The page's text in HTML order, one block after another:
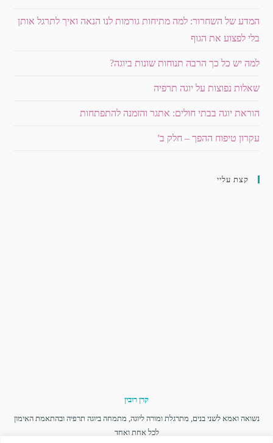
המדע של השחרור: למה מתיחות גורמות לנו הנאה ואיך לתרגל אותן
בלי לפצוע את הגוף
למה יש כל כך הרבה תנוחות שונות ביוגה?
שאלות נפוצות על יוגה תרפיה
הוראת יוגה בבתי חולים: אתגר והזמנה להתפתחות
עקרון טיפוח ההפך – חלק ב'
קצת עליי
קרן רובין
נשואה ואמא לשני בנים, מתרגלת ומורה ליוגה, מתמחה ביוגה תרפיה ובהתאמת האימון
לכל אחת ואחד